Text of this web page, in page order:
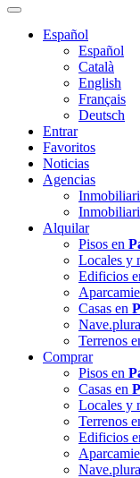
Español
Español
Català
English
Français
Deutsch
Entrar
Favoritos
Noticias
Agencias
Alquilar
Pisos en
Locales y
Edificios
Casas en
Terrenos
Comprar
Pisos en
Casas en
Locales y
Terrenos
Edificios